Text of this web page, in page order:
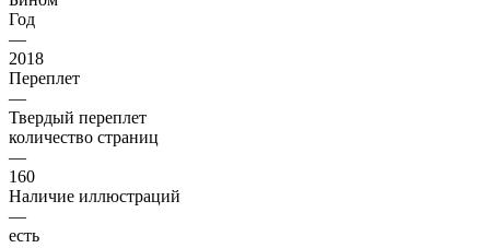
Год
—
2018
Переплет
—
Твердый переплет
количество страниц
—
160
Наличие иллюстраций
—
есть